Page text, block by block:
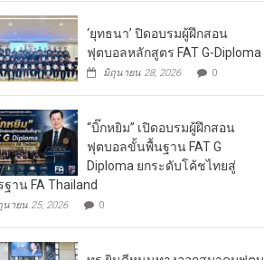
‘ยุทธนา’ ปิดอบรมผู้ฝึกสอน
ฟุตบอลหลักสูตร FAT G-Diploma
มิถุนายน 28, 2026 0
“บิ๊กหยิม” เปิดอบรมผู้ฝึกสอน
ฟุตบอลขั้นพื้นฐาน FAT G
Diploma ยกระดับโค้ชไทยสู่
ฐาน FA Thailand
นายน 25, 2026 0